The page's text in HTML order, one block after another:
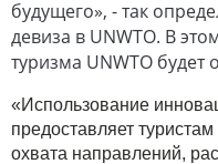
будущего», - так
девиза в UNWTO. В
туризма UNWTO будет
«Использование
предоставляет
охвата направлений,